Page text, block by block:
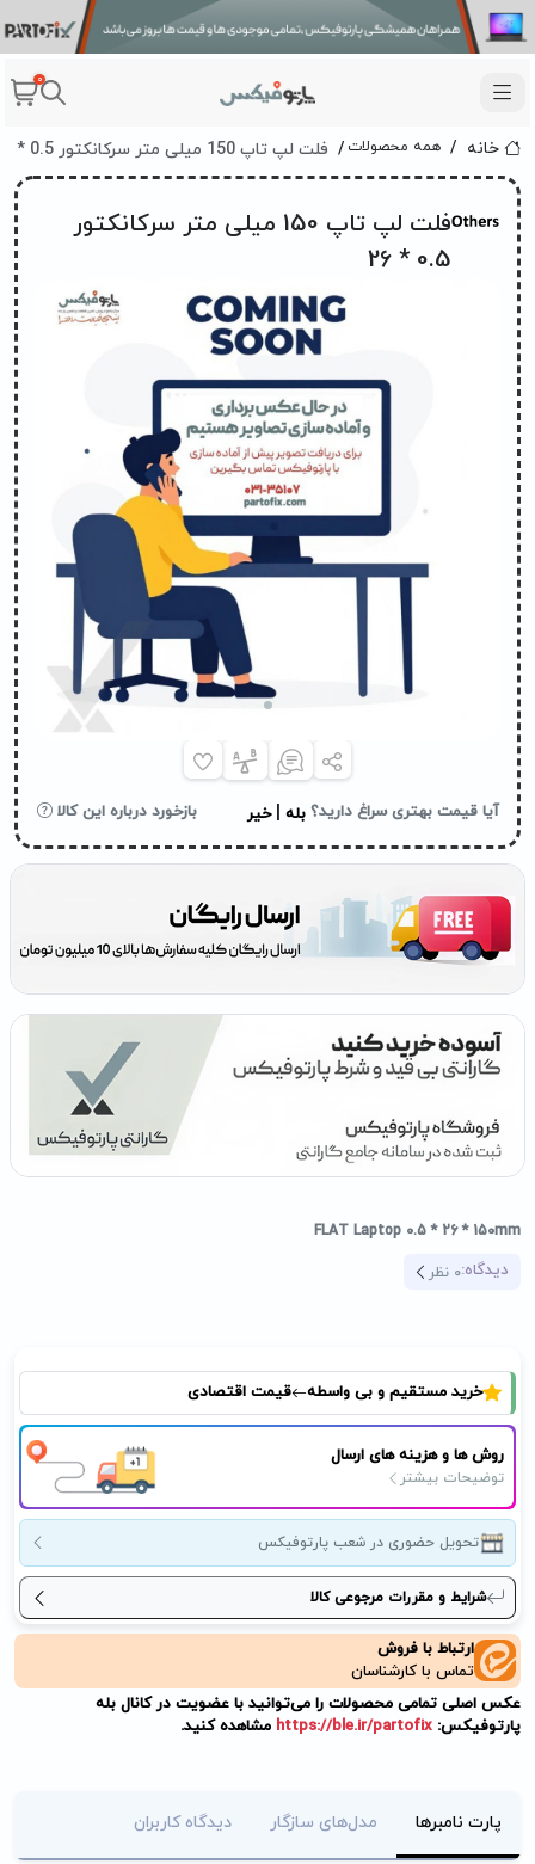
0
خانه همه محصولات فلت لپ تاپ 150 میلی متر سرکانکتور 0.5 * 26
FLAT Laptop 0.5 * 26 * 150mm
دیدگاه:0 نظر
فلت لپ تاپ 150 میلی متر سرکانکتور
0.5 * 26
آیا قیمت بهتری سراغ دارید؟ بله خیر بازخورد درباره این کالا
خرید مستقیم و بی واسطه قیمت اقتصادی
روش ها و هزینه های ارسال
توضیحات بیشتر
تحویل حضوری در شعب پارتوفیکس
شرایط و مقررات مرجوعی کالا
ارتباط با فروش
تماس با کارشناسان
عکس اصلی تمامی محصولات را می‌توانید با عضویت در کانال بله
پارتوفیکس: https://ble.ir/partofix مشاهده کنید.
پارت نامبرها مدل‌های سازگار دیدگاه کاربران